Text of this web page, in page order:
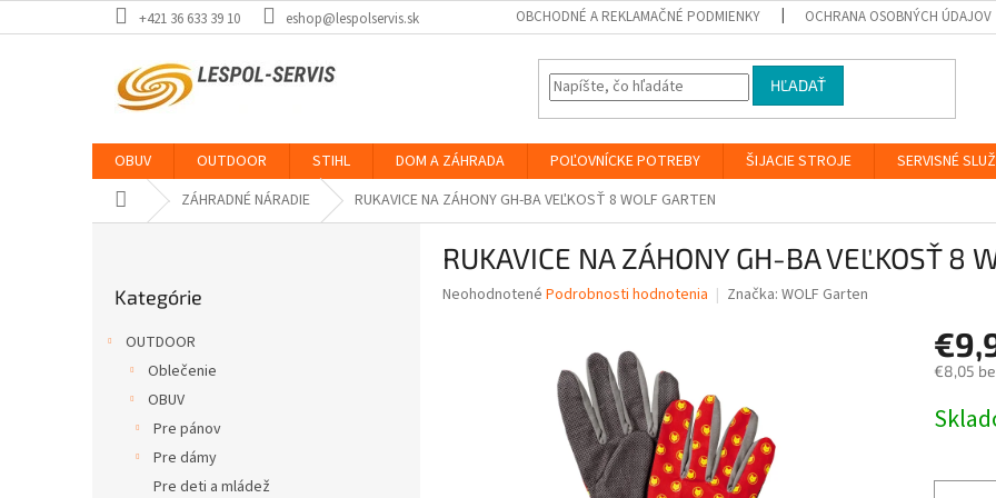
na
+421 36 633 39 10 eshop@lespolservis.sk OBCHODNÉ A REKLAMAČNÉ PODMIENKY OCHRANA OSOBNÝCH ÚDAJOV
HĽADAŤ
OBUV OUTDOOR STIHL DOM A ZÁHRADA POĽOVNÍCKE POTREBY ŠIJACIE STROJE SERVISNÉ
Domov ZÁHRADNÉ NÁRADIE RUKAVICE NA ZÁHONY GH-BA VEĽKOSŤ 8 WOLF GARTEN
kategórie
Kategórie
OUTDOOR
Oblečenie
OBUV
Pre pánov
Pre dámy
Pre deti a mládež
RUKAVICE NA ZÁHONY GH-BA VEĽKOSŤ 8
Priemerné
Neohodnotené Podrobnosti hodnotenia Značka: WOLF Garten
€8,05
cena: